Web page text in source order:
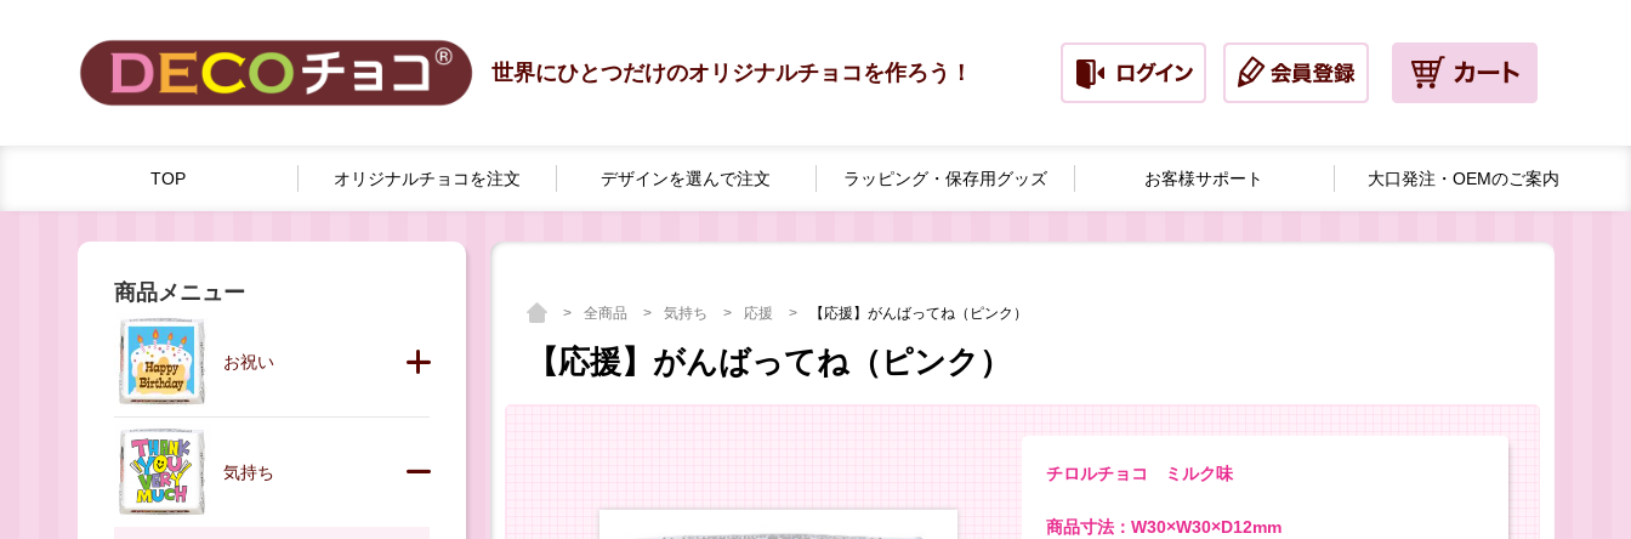
世界にひとつだけのオリジナルチョコを作ろう！
TOP オリジナルチョコを注文 デザインを選んで注文 ラッピング・ 保存用グッズ お客様サポート 大口発注・ OEMのご案内
全商品 気持ち 応援 【応援】がんばってね（ピンク）
【応援】がんばってね（ピンク）
チロルチョコ ミルク味
商品寸法：W30×W30×D12mm
商品メニュー
お祝い
気持ち